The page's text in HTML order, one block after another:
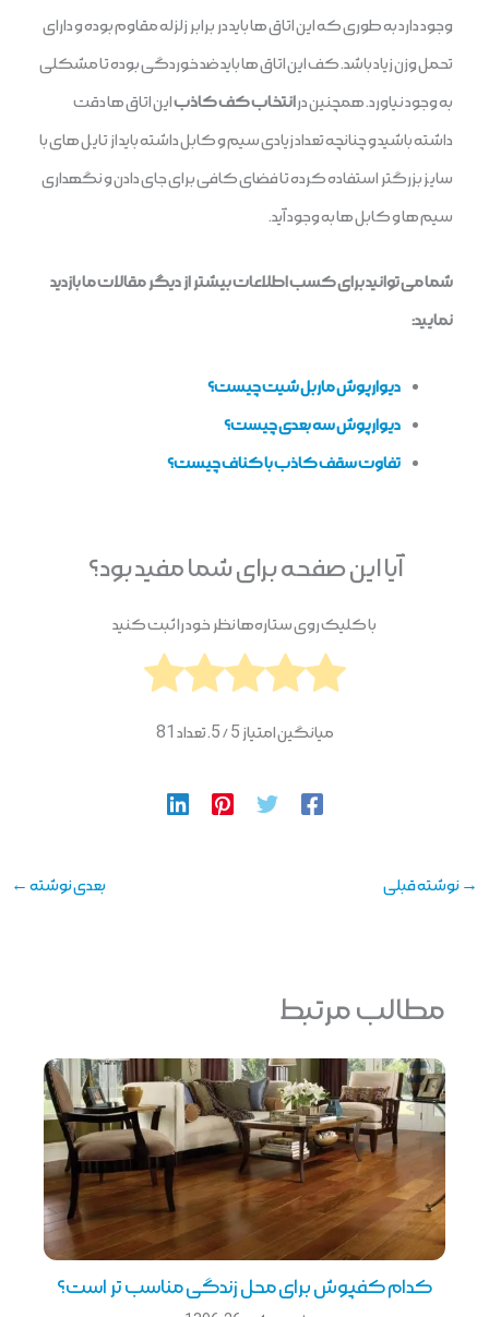
وجود دارد به طوری که این اتاق ها باید در برابر زلزله مقاوم بوده و دارای
تحمل وزن زیاد باشد. کف این اتاق ها باید ضد خوردگی بوده تا مشکلی
به وجود نیاورد. همچنین درانتخاب کف کاذباین اتاق ها دقت
داشته باشید و چنانچه تعداد زیادی سیم و کابل داشته باید از تایل های با
سایز بزرگتر استفاده کرده تا فضای کافی برای جای دادن و نگهداری
سیم ها و کابل ها به وجود آید.
شما می توانید برای کسب اطلاعات بیشتر از دیگر مقالات ما بازدید
نمایید:
دیوارپوش ماربل شیت چیست؟
دیوارپوش سه بعدی چیست؟
تفاوت سقف کاذب با کناف چیست؟
آیا این صفحه برای شما مفید بود؟
با کلیک روی ستاره‌ها نظر خود را ثبت کنید
میانگین امتیاز 5/ 5. تعداد 81
→ نوشته قبلی بعدی نوشته ←
مطالب مرتبط
کدام کفپوش برای محل زندگی مناسب تر است؟